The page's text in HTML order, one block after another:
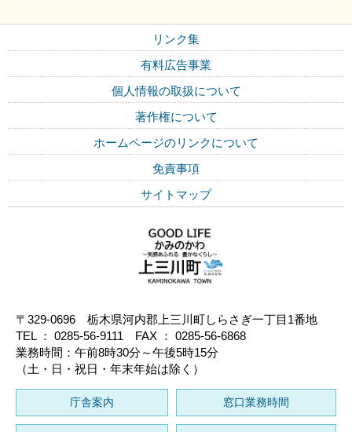
リンク集
有料広告事業
個人情報の取扱について
著作権について
ホームページのリンクについて
免責事項
サイトマップ
〒329-0696 栃木県河内郡上三川町しらさぎ一丁目1番地
TEL ： 0285-56-9111 FAX ： 0285-56-6868
業務時間：午前8時30分～午後5時15分
（土・日・祝日・年末年始は除く）
庁舎案内 窓口業務時間